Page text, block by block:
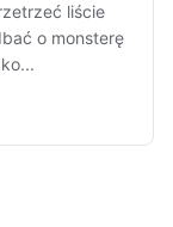
liście
o monsterę